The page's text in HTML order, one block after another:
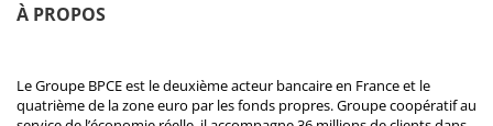
À PROPOS
Le Groupe BPCE est le deuxième acteur bancaire en France et le
quatrième de la zone euro par les fonds propres. Groupe coopératif au